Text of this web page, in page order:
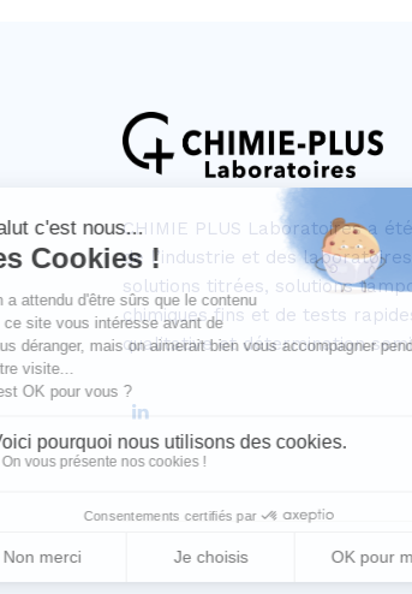
CHIMIE PLUS Laboratoires a
de l’industrie et des
solutions titrées, solutions
chimiques fins et de tests
qualitative et détermination